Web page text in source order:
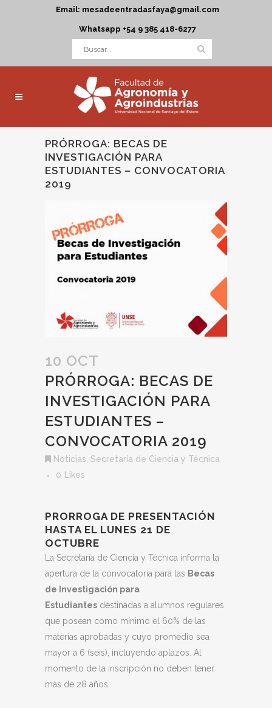
Email: mesadeentradasfaya@gmail.com
Whatsapp +54 9 385 418-6277
PRÓRROGA: BECAS DE
INVESTIGACIÓN PARA
ESTUDIANTES – CONVOCATORIA
2019
10 OCT
PRÓRROGA: BECAS DE
INVESTIGACIÓN PARA
ESTUDIANTES –
CONVOCATORIA 2019
Noticias Secretaría de Ciencia y Técnica
0
Likes
PRORROGA DE PRESENTACIÓN
HASTA EL LUNES 21 DE
OCTUBRE
La Secretaría de Ciencia y Técnica informa la
apertura de la convocatoria para las Becas
de Investigación para
Estudiantes destinadas a alumnos regulares
que posean como mínimo el 60% de las
materias aprobadas y cuyo promedio sea
mayor a 6 (seis), incluyendo aplazos. Al
momento de la inscripción no deben tener
más de 28 años.